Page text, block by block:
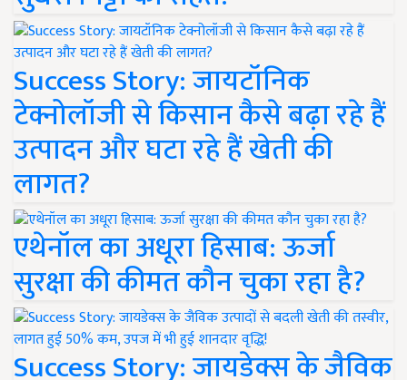
Success Story: जायटॉनिक
टेक्नोलॉजी से किसान कैसे बढ़ा रहे हैं
उत्पादन और घटा रहे हैं खेती की
लागत?
एथेनॉल का अधूरा हिसाब: ऊर्जा
सुरक्षा की कीमत कौन चुका रहा है?
Success Story: जायडेक्स के जैविक